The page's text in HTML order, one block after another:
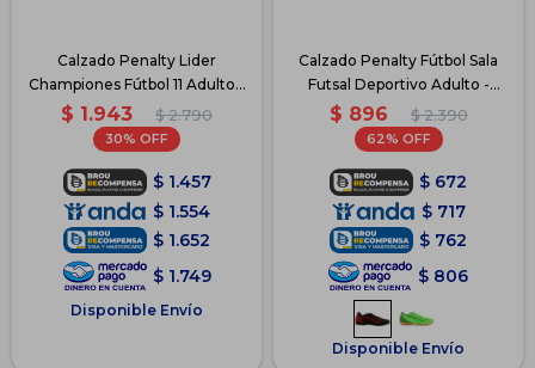
Calzado Penalty Lider
Championes Fútbol 11 Adulto -
Azul
$ 1.943 $ 2.790
30
$ 1.457
$ 1.554
$ 1.652
$ 1.749
Disponible Envío
Calzado Penalty Fútbol Sala
Futsal Deportivo Adulto -
Negro
$ 896 $ 2.390
62
$ 672
$ 717
$ 762
$ 806
Disponible Envío